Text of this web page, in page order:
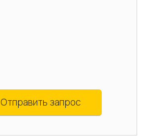
Отправить запрос